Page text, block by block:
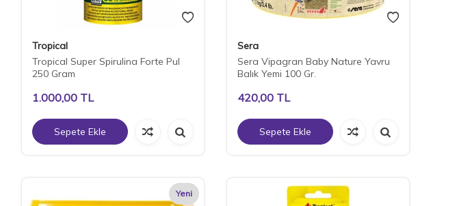
Tropical
Tropical Super Spirulina Forte Pul
250 Gram
1.000,00TL
Sepete Ekle
Sera
Sera Vipagran Baby Nature Yavru
Balık Yemi 100 Gr.
420,00TL
Sepete Ekle
Yeni